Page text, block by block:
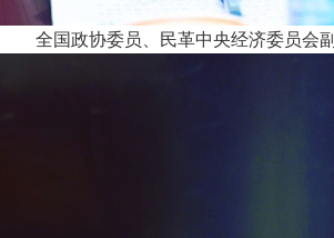
全国政协委员、民革中央经济委员会